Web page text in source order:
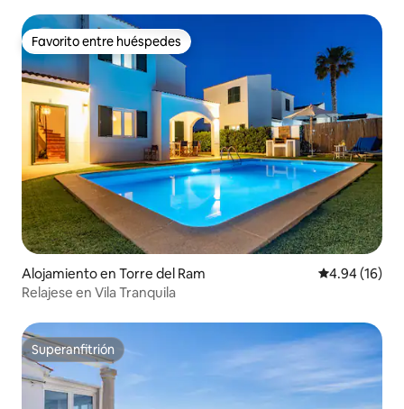
Favorito entre huéspedes
Favorito entre huéspedes
Alojamiento en Torre del Ram Calificación
4.94 (16)
Relajese en Vila Tranquila
Superanfitrión
Superanfitrión